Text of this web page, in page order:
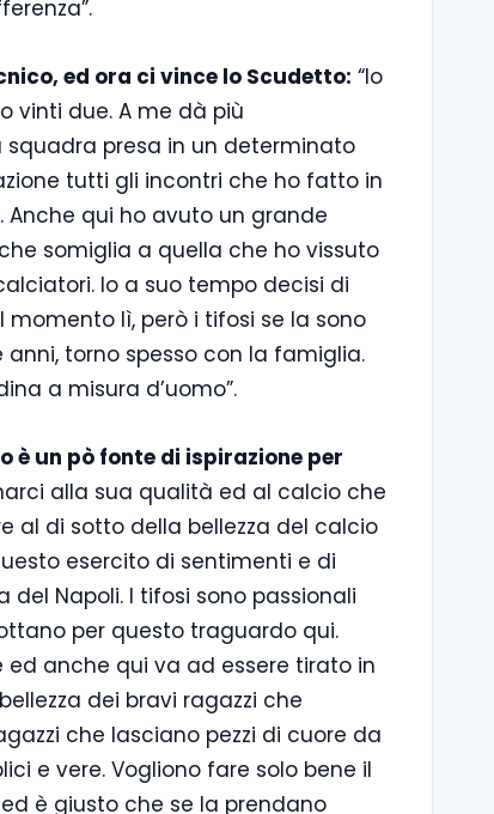
ed ora ci vince lo Scudetto: “Io
vinti due. A me dà più
squadra presa in un determinato
tutti gli incontri che ho fatto in
qui ho avuto un grande
somiglia a quella che ho vissuto
Io a suo tempo decisi di
lì, però i tifosi se la sono
torno spesso con la famiglia.
a misura d’uomo”.
è un pò fonte di ispirazione per
alla sua qualità ed al calcio che
al di sotto della bellezza del calcio
esercito di sentimenti e di
Napoli. I tifosi sono passionali
per questo traguardo qui.
ed anche qui va ad essere tirato in
dei bravi ragazzi che
che lasciano pezzi di cuore da
e vere. Vogliono fare solo bene il
è giusto che se la prendano